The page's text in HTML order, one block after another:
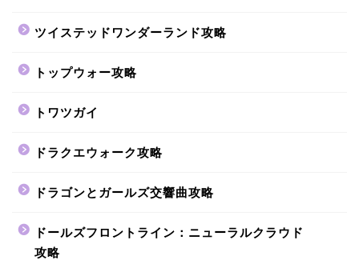
ツイステッドワンダーランド攻略
トップウォー攻略
トワツガイ
ドラクエウォーク攻略
ドラゴンとガールズ交響曲攻略
ドールズフロントライン：ニューラルクラウド
攻略